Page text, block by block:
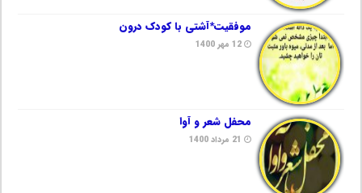
موفقیت*آشتی با کودک درون
12 مهر 1400
محفل شعر و آوا
21 مرداد 1400